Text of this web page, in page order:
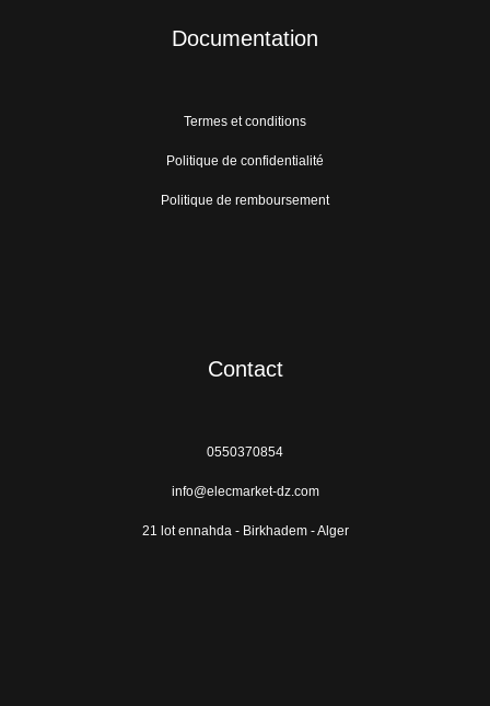
Documentation
Termes et conditions
Politique de confidentialité
Politique de remboursement
Contact
0550370854
info@elecmarket-dz.com
21 lot ennahda - Birkhadem - Alger